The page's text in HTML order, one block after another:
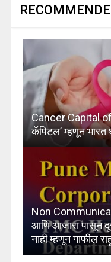
Cancer Capital
कॅपिटल’ म्हणून भारत
Non
आणि आजारा पासून
नाही म्हणून गाफील